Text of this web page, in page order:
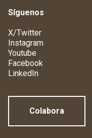
Síguenos
X/Twitter
Instagram
Youtube
Facebook
LinkedIn
Colabora